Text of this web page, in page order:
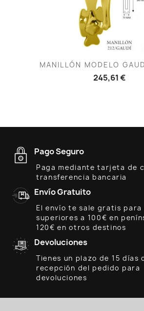
MANILLÓN MODELO
245,61 €
Pago Seguro
Paga mediante tarjeta de
transferencia bancaria
Envío Gratuito
El envío te sale gratis para
superiores a 100€ en
120€ en otros destinos
Devoluciones
Tienes un plazo de 15 días
recepción del pedido para
devoluciones